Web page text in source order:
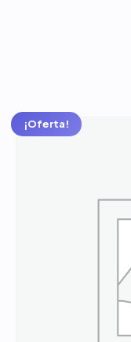
¡Oferta!